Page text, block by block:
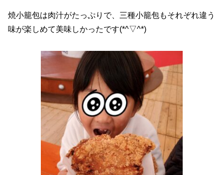
焼小籠包は肉汁がたっぷりで、三種小籠包もそれぞれ違う
味が楽しめて美味しかったです(*^▽^*)